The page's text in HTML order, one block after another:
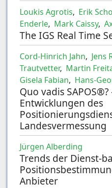
Loukis Agrotis, Erik
Enderle, Mark Caissy,
The IGS Real Time
Cord-Hinrich Jahn, Jens
Trautvetter, Martin
Gisela Fabian, Hans-
Quo vadis
Entwicklungen des
Landesvermessung
Jürgen Alberding
Trends der Dienst-
Anbieter